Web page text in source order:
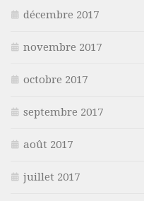
décembre 2017
novembre 2017
octobre 2017
septembre 2017
août 2017
juillet 2017